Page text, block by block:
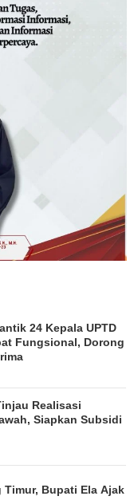
24 Kepala UPTD
Fungsional, Dorong
Realisasi
Siapkan Subsidi
Bupati Ela Ajak